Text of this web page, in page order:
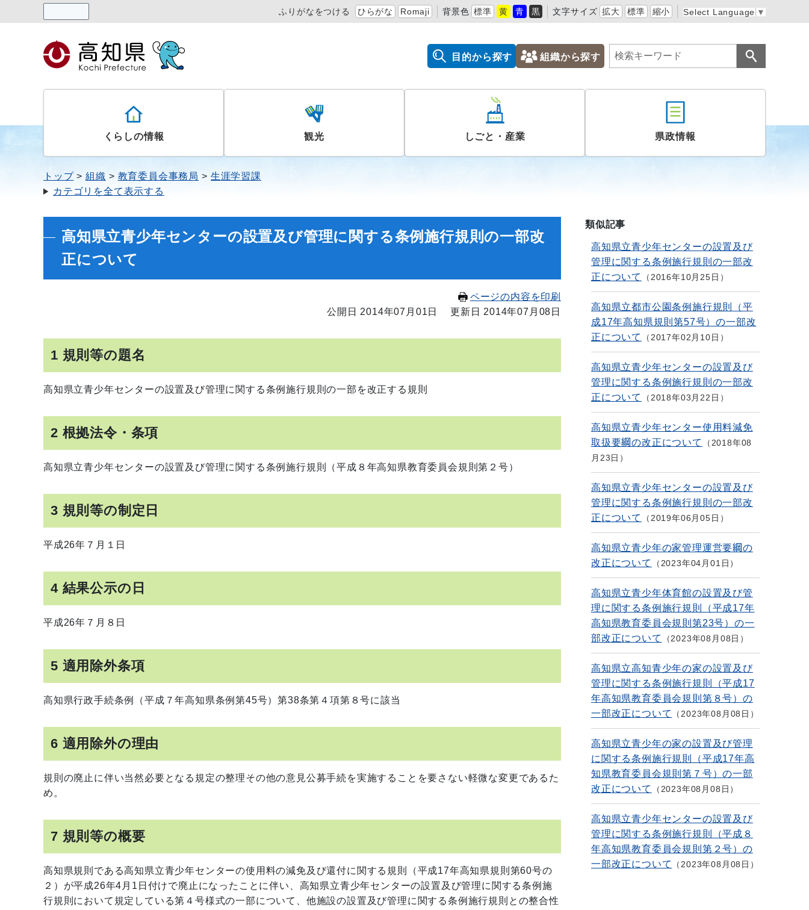
ふりがなをつける ひらがな Romaji 背景色 標準 黄 青 黒 文字サイズ 拡大 標準 縮小 Select Language ▼
目的から探す 組織から探す
くらしの情報 観光 しごと・産業 県政情報
トップ 組織 教育委員会事務局
生涯学習課
カテゴリを全て表示する
高知県立青少年センターの設置及び管理に関する条例施行規則の一部改
正について
ページの内容を印刷
公開日 2014年07月01日
更新日 2014年07月08日
1 規則等の題名
高知県立青少年センターの設置及び管理に関する条例施行規則の一部を改正する規則
2 根拠法令・条項
高知県立青少年センターの設置及び管理に関する条例施行規則（平成８年高知県教育委員会規則第２号）
3 規則等の制定日
平成26年７月１日
4 結果公示の日
平成26年７月８日
5 適用除外条項
高知県行政手続条例（平成７年高知県条例第45号）第38条第４項第８号に該当
6 適用除外の理由
規則の廃止に伴い当然必要となる規定の整理その他の意見公募手続を実施することを要さない軽微な変更であるた
め。
7 規則等の概要
高知県規則である高知県立青少年センターの使用料の減免及び還付に関する規則（平成17年高知県規則第60号の
２）が平成26年4月1日付けで廃止になったことに伴い、高知県立青少年センターの設置及び管理に関する条例施
行規則において規定している第４号様式の一部について、他施設の設置及び管理に関する条例施行規則との整合性
類似記事
高知県立青少年センターの設置及び
管理に関する条例施行規則の一部改
正について
2016年10月25日
高知県立都市公園条例施行規則（平
成17年高知県規則第57号）の一部改
正について
2017年02月10日
高知県立青少年センターの設置及び
管理に関する条例施行規則の一部改
正について
2018年03月22日
高知県立青少年センター使用料減免
取扱要綱の改正について
2018年08
月23日
高知県立青少年センターの設置及び
管理に関する条例施行規則の一部改
正について
2019年06月05日
高知県立青少年の家管理運営要綱の
改正について
2023年04月01日
高知県立青少年体育館の設置及び管
理に関する条例施行規則（平成17年
高知県教育委員会規則第23号）の一
部改正について
2023年08月08日
高知県立高知青少年の家の設置及び
管理に関する条例施行規則（平成17
年高知県教育委員会規則第８号）の
一部改正について
2023年08月08日
高知県立青少年の家の設置及び管理
に関する条例施行規則（平成17年高
知県教育委員会規則第７号）の一部
改正について
2023年08月08日
高知県立青少年センターの設置及び
管理に関する条例施行規則（平成８
年高知県教育委員会規則第２号）の
一部改正について
2023年08月08日